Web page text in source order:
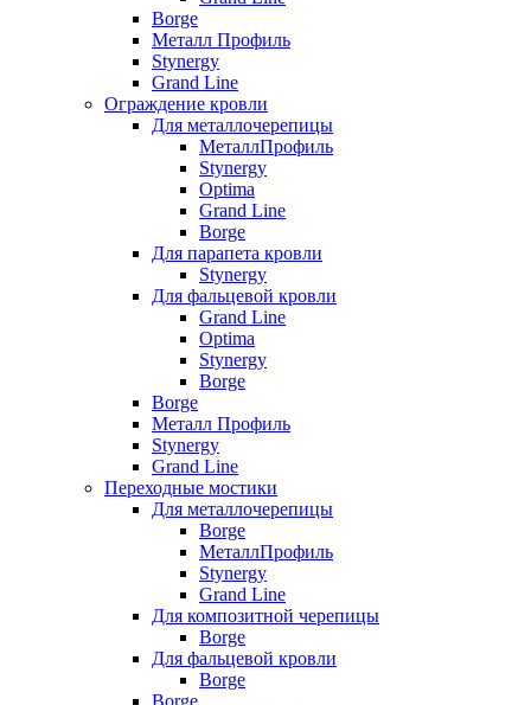
Borge
Металл Профиль
Stynergy
Grand Line
Ограждение кровли
Для металлочерепицы
МеталлПрофиль
Stynergy
Optima
Grand Line
Borge
Для парапета кровли
Stynergy
Для фальцевой кровли
Grand Line
Optima
Stynergy
Borge
Borge
Металл Профиль
Stynergy
Grand Line
Переходные мостики
Для металлочерепицы
Borge
МеталлПрофиль
Stynergy
Grand Line
Для композитной черепицы
Borge
Для фальцевой кровли
Borge